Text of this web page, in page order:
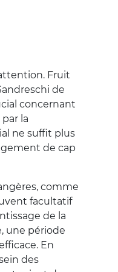
Fruit
de
concernant
la
ne suffit plus
de cap
comme
facultatif
de la
une période
En
des